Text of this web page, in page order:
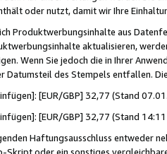
oder nutzt, damit wir Ihre
Produktwerbungsinhalte aus
aktualisieren,
Wenn Sie jedoch die in Ihrer
Datumsteil des Stempels entfallen.
[EUR/GBP] 32,77 (Stand
[EUR/GBP] 32,77 (Stand
Haftungsausschluss entweder
Skript oder ein sonstiges